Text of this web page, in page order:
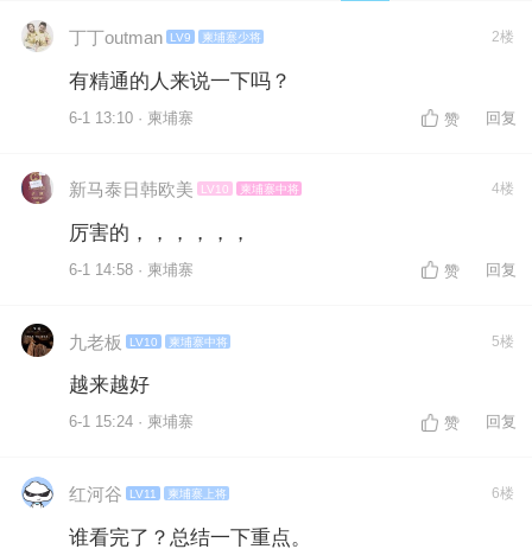
丁丁outman LV9 柬埔寨少将 2楼
有精通的人来说一下吗？
6-1 13:10 · 柬埔寨 赞 回复
新马泰日韩欧美 LV10 柬埔寨中将 4楼
厉害的，，，，，，
6-1 14:58 · 柬埔寨 赞 回复
九老板 LV10 柬埔寨中将 5楼
越来越好
6-1 15:24 · 柬埔寨 赞 回复
红河谷 LV11 柬埔寨上将 6楼
谁看完了？总结一下重点。